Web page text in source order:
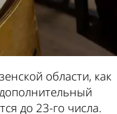
области, как
до 23-го числа.